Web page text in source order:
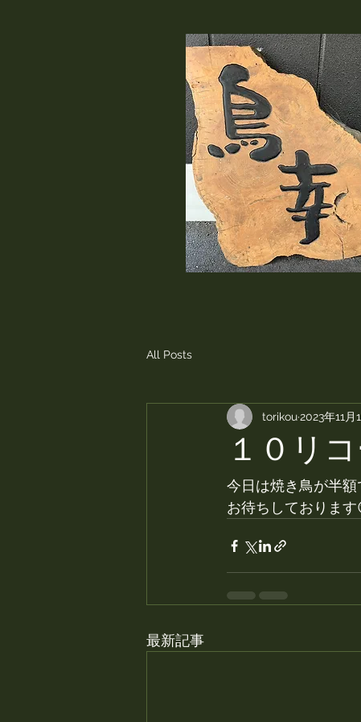
All Posts
１０リ
torikou2023年11月
今日は焼き鳥が半額
お待ちしております
最新記事